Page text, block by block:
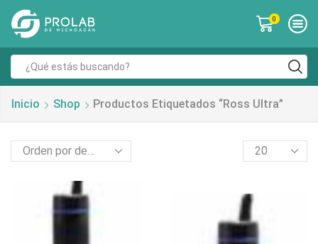
0
Inicio Shop Productos Etiquetados “ross Ultra”